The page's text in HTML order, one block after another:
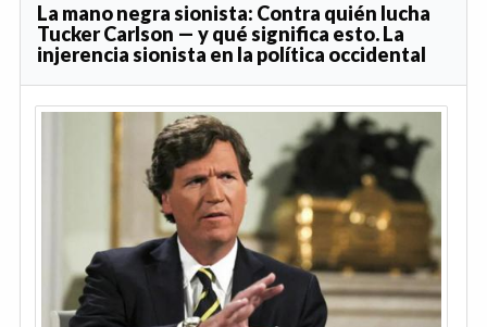
La mano negra sionista: Contra quién lucha
Tucker Carlson — y qué significa esto. La
injerencia sionista en la política occidental